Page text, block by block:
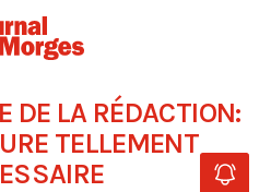
DE LA RÉDACTION:
TELLEMENT